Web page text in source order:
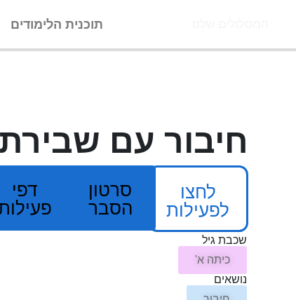
תוכנית הלימודים
חיבור עם
לחצו
לפעילות
סרטון
הסבר
דפי
שכבת גיל
כיתה א'
נושאים